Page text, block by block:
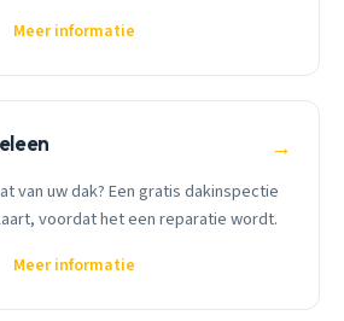
Meer informatie
→
van uw dak? Een gratis dakinspectie
voordat het een reparatie wordt.
Meer informatie